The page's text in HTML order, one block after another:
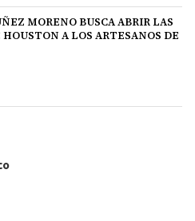
MORENO BUSCA ABRIR LAS
HOUSTON A LOS ARTESANOS DE